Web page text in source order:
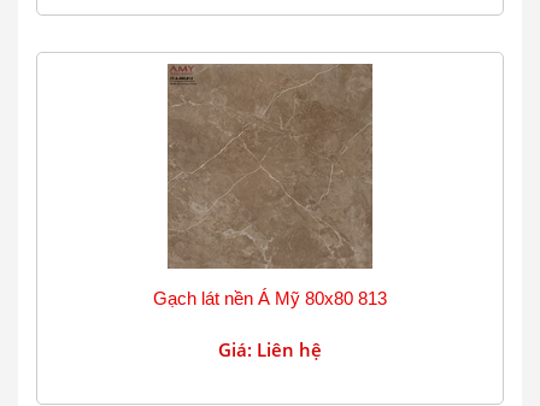
Gạch lát nền Á Mỹ 80x80 813
Giá: Liên hệ